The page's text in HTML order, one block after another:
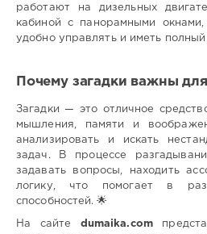
работают на дизельных
кабиной с панорамными
удобно управлять и иметь полный
Почему загадки важны
Загадки — это отличное
мышления, памяти и
анализировать и искать
задач. В процессе
задавать вопросы, находить
логику, что помогает в
способностей. 🌟
На сайте dumaika.com